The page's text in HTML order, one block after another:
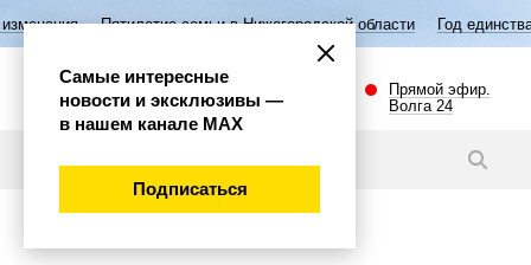
семьи в Нижегородской области Год единства народов
Прямой эфир.
Волга 24
Самые интересные
новости и эксклюзивы —
в нашем канале МАХ
Подписаться